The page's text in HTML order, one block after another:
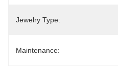
Jewelry Type:
Maintenance: